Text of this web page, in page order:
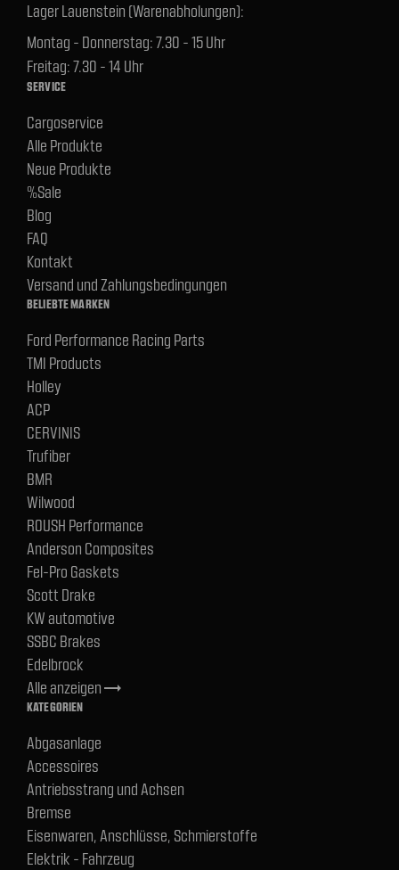
Lager Lauenstein (Warenabholungen):
Montag - Donnerstag: 7.30 - 15 Uhr
Freitag: 7.30 - 14 Uhr
SERVICE
Cargoservice
Alle Produkte
Neue Produkte
%Sale
Blog
FAQ
Kontakt
Versand und Zahlungsbedingungen
BELIEBTE MARKEN
Ford Performance Racing Parts
TMI Products
Holley
ACP
CERVINIS
Trufiber
BMR
Wilwood
ROUSH Performance
Anderson Composites
Fel-Pro Gaskets
Scott Drake
KW automotive
SSBC Brakes
Edelbrock
Alle anzeigentrending_flat
KATEGORIEN
Abgasanlage
Accessoires
Antriebsstrang und Achsen
Bremse
Eisenwaren, Anschlüsse, Schmierstoffe
Elektrik - Fahrzeug